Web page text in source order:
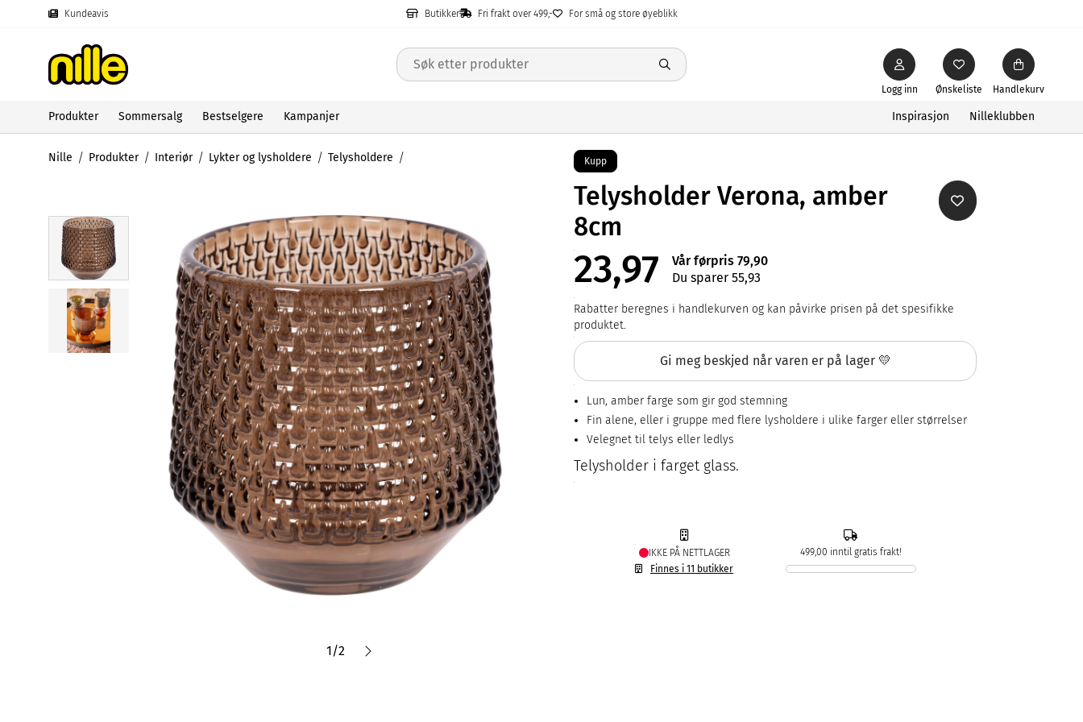
Kundeavis Butikker Fri frakt over 499,- For små og store øyeblikk
Ønskeliste
Logg inn Handlekurv
Produkter Sommersalg Bestselgere Kampanjer Inspirasjon Nilleklubben
Nille Produkter Interiør Lykter og lysholdere Telysholdere
1/2
Kupp
Telysholder Verona, amber
8cm
23,97
Vår førpris 79,90
Du sparer 55,93
Rabatter beregnes i handlekurven og kan påvirke prisen på det spesifikke
produktet.
Gi meg beskjed når varen er på lager 💛
Lun, amber farge som gir god stemning
Fin alene, eller i gruppe med flere lysholdere i ulike farger eller størrelser
Velegnet til telys eller ledlys
Telysholder i farget glass.
IKKE PÅ NETTLAGER
Finnes i 11 butikker
499,00 inntil gratis frakt!